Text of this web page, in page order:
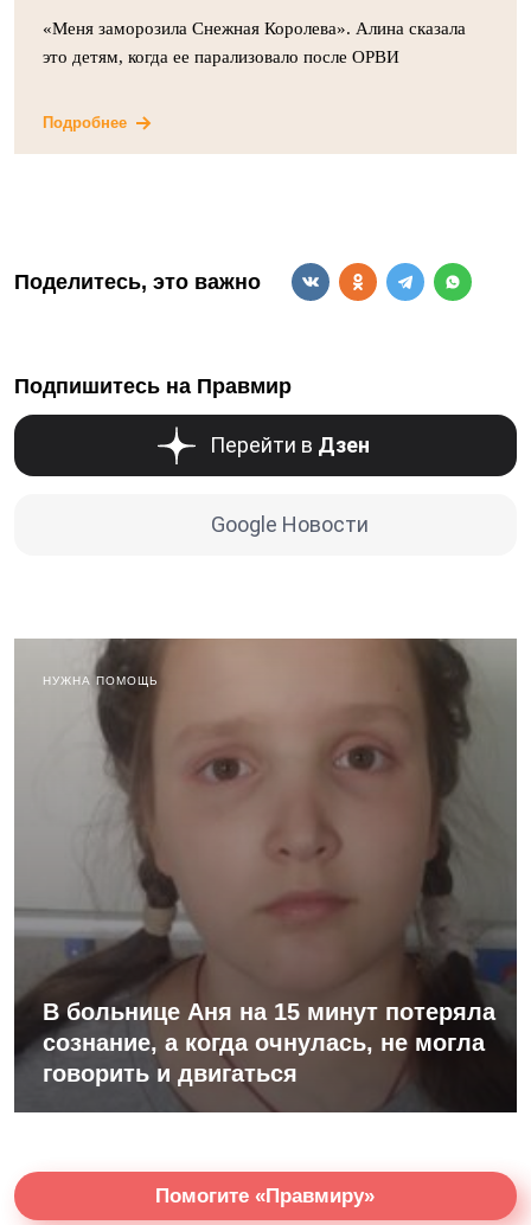
«Меня заморозила Снежная Королева». Алина сказала
это детям, когда ее парализовало после ОРВИ
Подробнее
Поделитесь, это важно
Подпишитесь на Правмир
Перейти в Дзен
Google Новости
НУЖНА ПОМОЩЬ
В больнице Аня на 15 минут потеряла
сознание, а когда очнулась, не могла
говорить и двигаться
Помогите «Правмиру»